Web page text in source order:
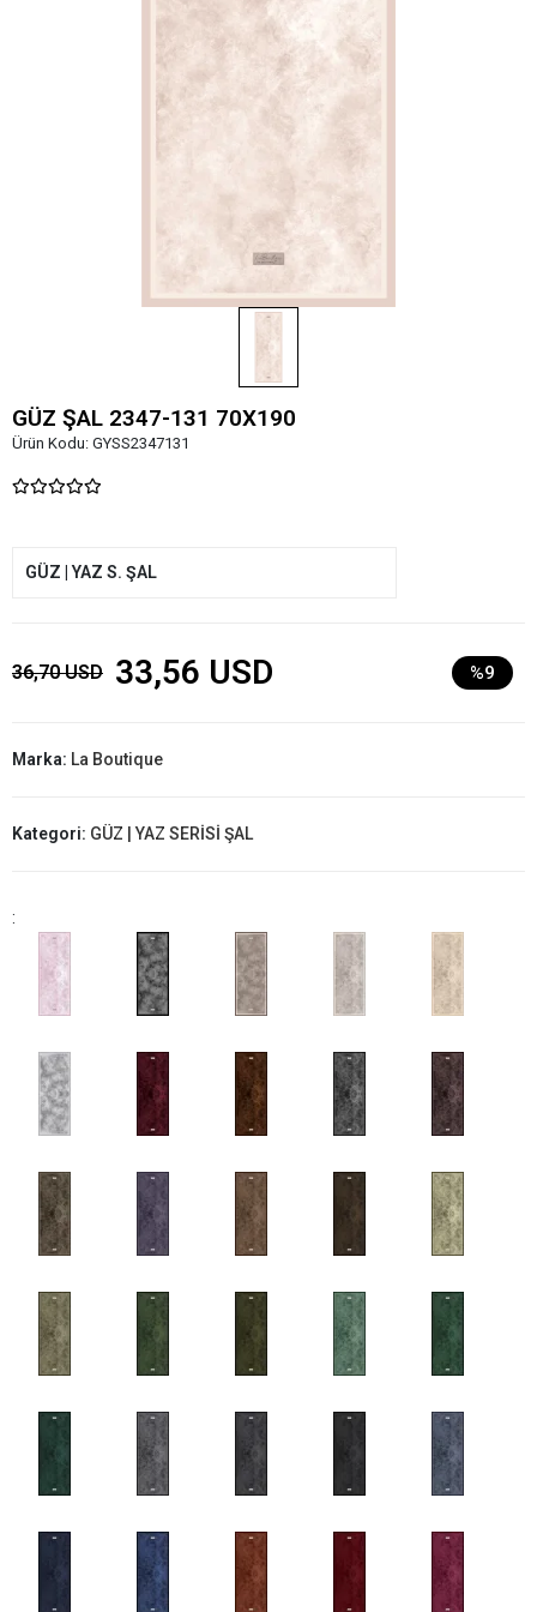
GÜZ ŞAL 2347-131 70X190
Ürün Kodu: GYSS2347131
GÜZ | YAZ S. ŞAL
36,70 USD 33,56 USD %9
Marka: La Boutique
Kategori: GÜZ | YAZ SERİSİ ŞAL
: